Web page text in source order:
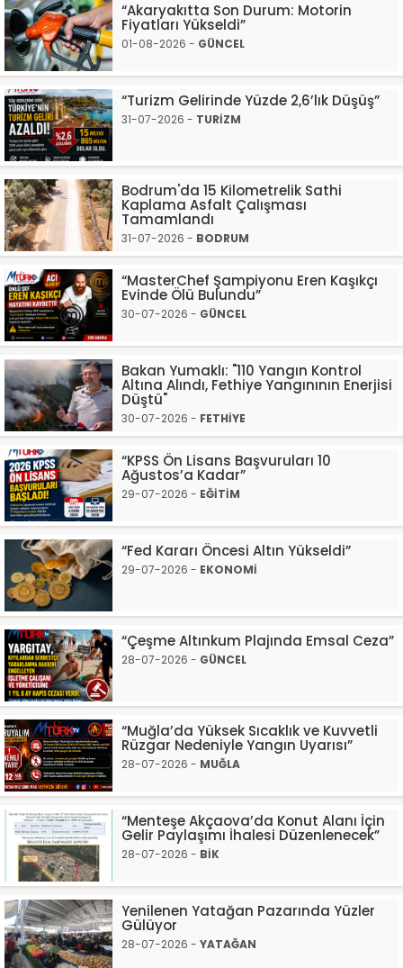
“Akaryakıtta Son Durum: Motorin
Fiyatları Yükseldi”
01-08-2026 - GÜNCEL
“Turizm Gelirinde Yüzde 2,6’lık Düşüş”
31-07-2026 - TURİZM
Bodrum'da 15 Kilometrelik Sathi
Kaplama Asfalt Çalışması
Tamamlandı
31-07-2026 - BODRUM
“MasterChef Şampiyonu Eren Kaşıkçı
Evinde Ölü Bulundu”
30-07-2026 - GÜNCEL
Bakan Yumaklı: "110 Yangın Kontrol
Altına Alındı, Fethiye Yangınının Enerjisi
Düştü"
30-07-2026 - FETHİYE
“KPSS Ön Lisans Başvuruları 10
Ağustos’a Kadar”
29-07-2026 - EĞİTİM
“Fed Kararı Öncesi Altın Yükseldi”
29-07-2026 - EKONOMİ
“Çeşme Altınkum Plajında Emsal Ceza”
28-07-2026 - GÜNCEL
“Muğla’da Yüksek Sıcaklık ve Kuvvetli
Rüzgar Nedeniyle Yangın Uyarısı”
28-07-2026 - MUĞLA
“Menteşe Akçaova’da Konut Alanı İçin
Gelir Paylaşımı İhalesi Düzenlenecek”
28-07-2026 - BİK
Yenilenen Yatağan Pazarında Yüzler
Gülüyor
28-07-2026 - YATAĞAN